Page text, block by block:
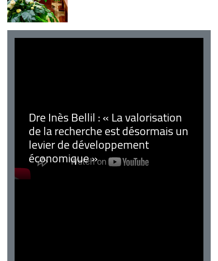
Dre Inès Bellil : « La valorisation
de la recherche est désormais un
levier de développement
économique »